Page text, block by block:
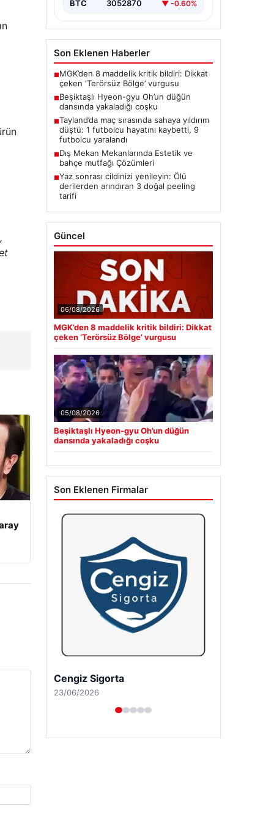
BTC 3052870 ▼ -0.60%
Son Eklenen Haberler
■MGK’den 8 maddelik kritik bildiri: Dikkat
çeken ‘Terörsüz Bölge’ vurgusu
■Beşiktaşlı Hyeon-gyu Oh’un düğün
dansında yakaladığı coşku
■Tayland’da maç sırasında sahaya yıldırım
düştü: 1 futbolcu hayatını kaybetti, 9
futbolcu yaralandı
■Dış Mekan Mekanlarında Estetik ve
bahçe mutfağı Çözümleri
■Yaz sonrası cildinizi yenileyin: Ölü
derilerden arındıran 3 doğal peeling
tarifi
Güncel
06/08/2026
MGK’den 8 maddelik kritik bildiri: Dikkat
çeken ‘Terörsüz Bölge’ vurgusu
05/08/2026
Beşiktaşlı Hyeon-gyu Oh’un düğün
dansında yakaladığı coşku
Son Eklenen Firmalar
Cengiz Sigorta
23/06/2026